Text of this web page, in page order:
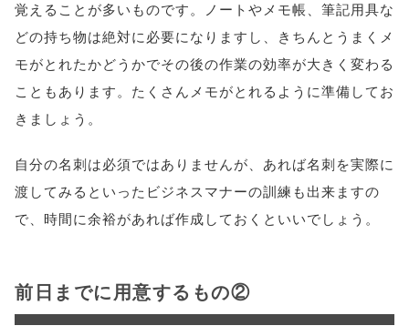
覚えることが多いものです。ノートやメモ帳、筆記用具な
どの持ち物は絶対に必要になりますし、きちんとうまくメ
モがとれたかどうかでその後の作業の効率が大きく変わる
こともあります。たくさんメモがとれるように準備してお
きましょう。
自分の名刺は必須ではありませんが、あれば名刺を実際に
渡してみるといったビジネスマナーの訓練も出来ますの
で、時間に余裕があれば作成しておくといいでしょう。
前日までに用意するもの②